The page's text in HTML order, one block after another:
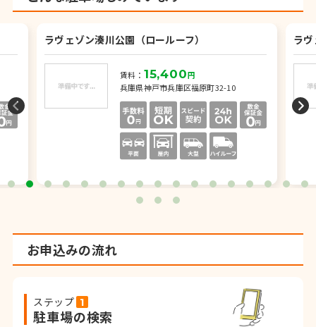
ラヴェゾン湊川公園（ロールーフ）
賃料： 15,400円
兵庫県神戸市兵庫区福原町32-10
ラ
お申込みの流れ
ステップ
駐車場の検索